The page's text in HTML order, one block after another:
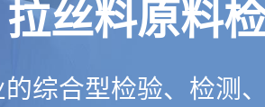
拉丝料原料
综合型检验、检测